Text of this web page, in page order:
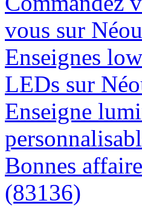
vous sur
Enseignes
LEDs sur
Enseigne
Bonnes
(83136)